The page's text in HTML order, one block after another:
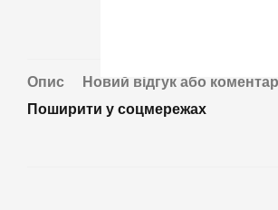
Опис
Новий відгук або коментар
Поширити у соцмережах